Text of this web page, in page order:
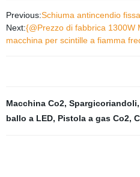
Previous:Schiuma antincendio
Next:{@Prezzo di fabbrica 1300W
macchina per scintille a fiamma
Macchina Co2, Spargicoriandoli,
ballo a LED, Pistola a gas Co2,